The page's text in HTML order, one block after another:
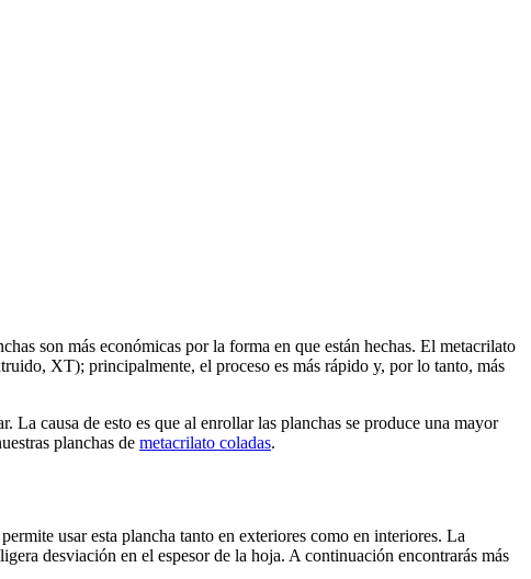
son más económicas por la forma en que están hechas. El metacrilato
XT); principalmente, el proceso es más rápido y, por lo tanto, más
La causa de esto es que al enrollar las planchas se produce una mayor
planchas de metacrilato coladas.
usar esta plancha tanto en exteriores como en interiores. La
desviación en el espesor de la hoja. A continuación encontrarás más